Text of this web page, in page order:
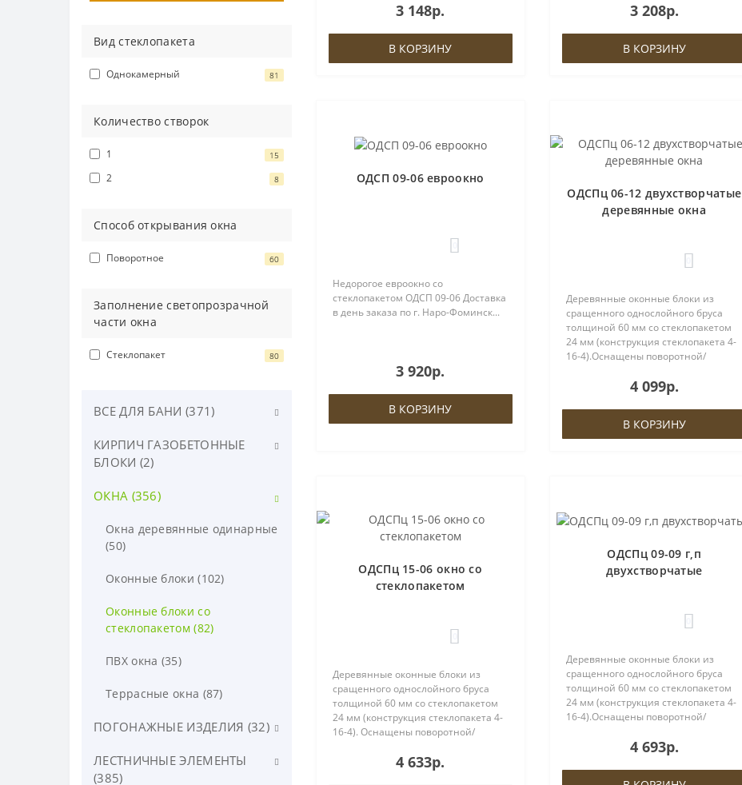
Вид стеклопакета
Однокамерный 81
Количество створок
1 15
2 8
Способ открывания окна
Поворотное 60
Заполнение светопрозрачной
части окна
Стеклопакет 80
ВСЕ ДЛЯ БАНИ (371)
Банные аксессуары (55)
Веники для бани (3)
Двери для бани (28)
Купели и обливные
устройства (25)
Мебель для бани (3)
Печи и дымоходы (160)
Полок (31)
Сборные сауны (24)
КИРПИЧ ГАЗОБЕТОННЫЕ
БЛОКИ (2)
Кирпич (2)
ОКНА (356)
Окна деревянные одинарные
(50)
Оконные блоки (102)
Оконные блоки со
стеклопакетом (82)
ПВХ окна (35)
Террасные окна (87)
ПОГОНАЖНЫЕ ИЗДЕЛИЯ (32)
Брусок (9)
ЛЕСТНИЧНЫЕ ЭЛЕМЕНТЫ
(385)
ROTO, евроручкой и ввёртными
петлями либо петлями ROTO.На
створках пр..
3 148р.
В КОРЗИНУ
Оснащены поворотной фурнитурой
МАСО, евроручкой МАСО и
ввёртными петлями. ..
3 208р.
В КОРЗИНУ
ОДСП 09-06 евроокно
Недорогое евроокно со
стеклопакетом ОДСП 09-06 Доставка
в день заказа по г. Наро-Фоминск...
3 920р.
В КОРЗИНУ
ОДСПц 06-12 двухстворчатые
деревянные окна
Деревянные оконные блоки из
сращенного однослойного бруса
толщиной 60 мм со стеклопакетом
24 мм (конструкция стеклопакета 4-
16-4).Оснащены поворотной/
ROTO, евроручкой и ввёртными
петлями либо петлями ROTO.На
створках пре..
4 099р.
В КОРЗИНУ
ОДСПц 15-06 окно со
стеклопакетом
Деревянные оконные блоки из
сращенного однослойного бруса
толщиной 60 мм со стеклопакетом
24 мм (конструкция стеклопакета 4-
16-4). Оснащены поворотной/
ROTO, евроручкой и ввёртными
петлями либо петлями ROTO.На
4 633р.
ОДСПц 09-09 г,п
двухстворчатые
Деревянные оконные блоки из
сращенного однослойного бруса
толщиной 60 мм со стеклопакетом
24 мм (конструкция стеклопакета 4-
16-4).Оснащены поворотной/
ROTO, евроручкой и ввёртными
петлями либо петлями ROTO.На
створках пре..
4 693р.